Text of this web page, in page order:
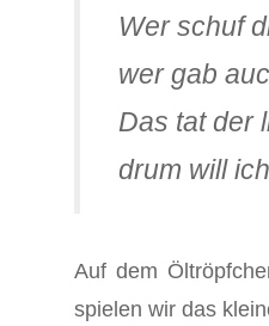
Wer schuf
wer gab
Das tat der
drum will
Auf dem
spielen wir das